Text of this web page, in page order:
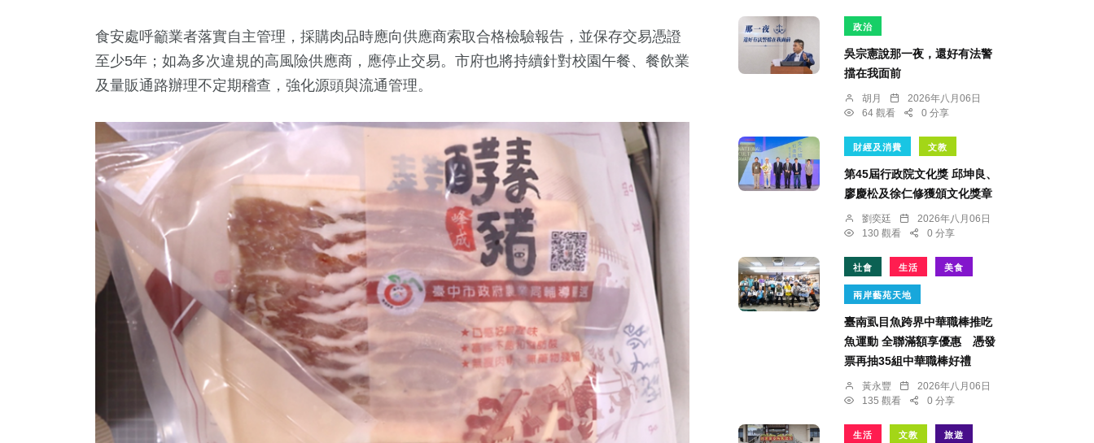
食安處呼籲業者落實自主管理，採購肉品時應向供應商索取合格檢驗報告，並保存交易憑證
至少5年；如為多次違規的高風險供應商，應停止交易。市府也將持續針對校園午餐、餐飲業
及量販通路辦理不定期稽查，強化源頭與流通管理。
政治
吳宗憲說那一夜，還好有法警
擋在我面前
胡月
2026年八月06日
64 觀看
0 分享
財經及消費 文教
第45屆行政院文化獎 邱坤良、
廖慶松及徐仁修獲頒文化獎章
劉奕廷
2026年八月06日
130 觀看
0 分享
社會 生活 美食
兩岸藝苑天地
臺南虱目魚跨界中華職棒推吃
魚運動 全聯滿額享優惠 憑發
票再抽35組中華職棒好禮
黃永豐
2026年八月06日
135 觀看
0 分享
生活 文教 旅遊